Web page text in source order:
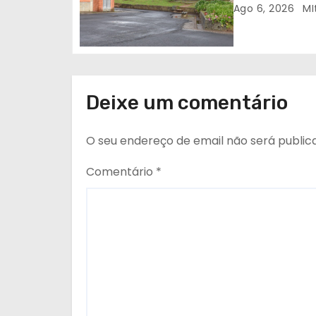
i
o
Ago 6, 2026
Deixe um comentário
O seu endereço de email não será
Comentário *